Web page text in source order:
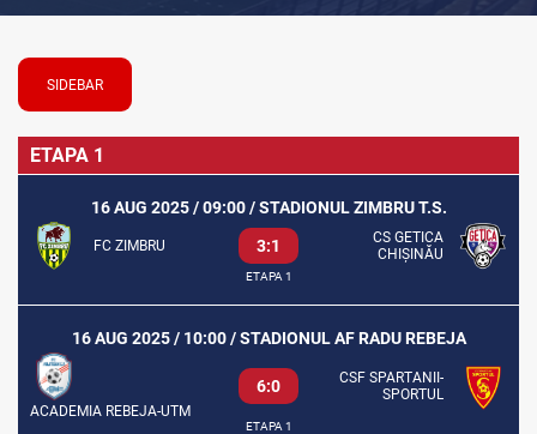
SIDEBAR
ETAPA 1
16 AUG 2025 / 09:00 / STADIONUL ZIMBRU T.S.
FC ZIMBRU 3:1
CS GETICA
CHIȘINĂU
ETAPA 1
16 AUG 2025 / 10:00 / STADIONUL AF RADU REBEJA
ACADEMIA REBEJA-UTM
6:0
CSF SPARTANII-
SPORTUL
ETAPA 1